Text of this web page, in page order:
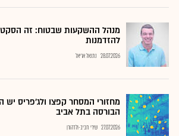
מנהל ההשקעות שבטוח: זה
להזדמנות
28.07.2026 נתנאל אריאל
מחזורי המסחר קפצו ולג'פריס
הבורסה בתל אביב
27.07.2026 שירי חביב-ולדהורן